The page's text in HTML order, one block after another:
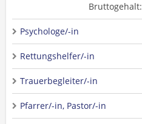
Bruttogehalt:
Psychologe/-in
Rettungshelfer/-in
Trauerbegleiter/-in
Pfarrer/-in, Pastor/-in